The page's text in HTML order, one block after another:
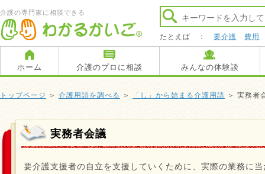
介護の専門家に相談できる
たとえば ： 要介護 費用
ホーム 介護のプロに相談 みんなの体験談
トップページ ＞ 介護用語を調べる ＞ 「し」から始まる介護用語 ＞ 実務者
実務者会議
要介護支援者の自立を支援していくために、実際の業務に